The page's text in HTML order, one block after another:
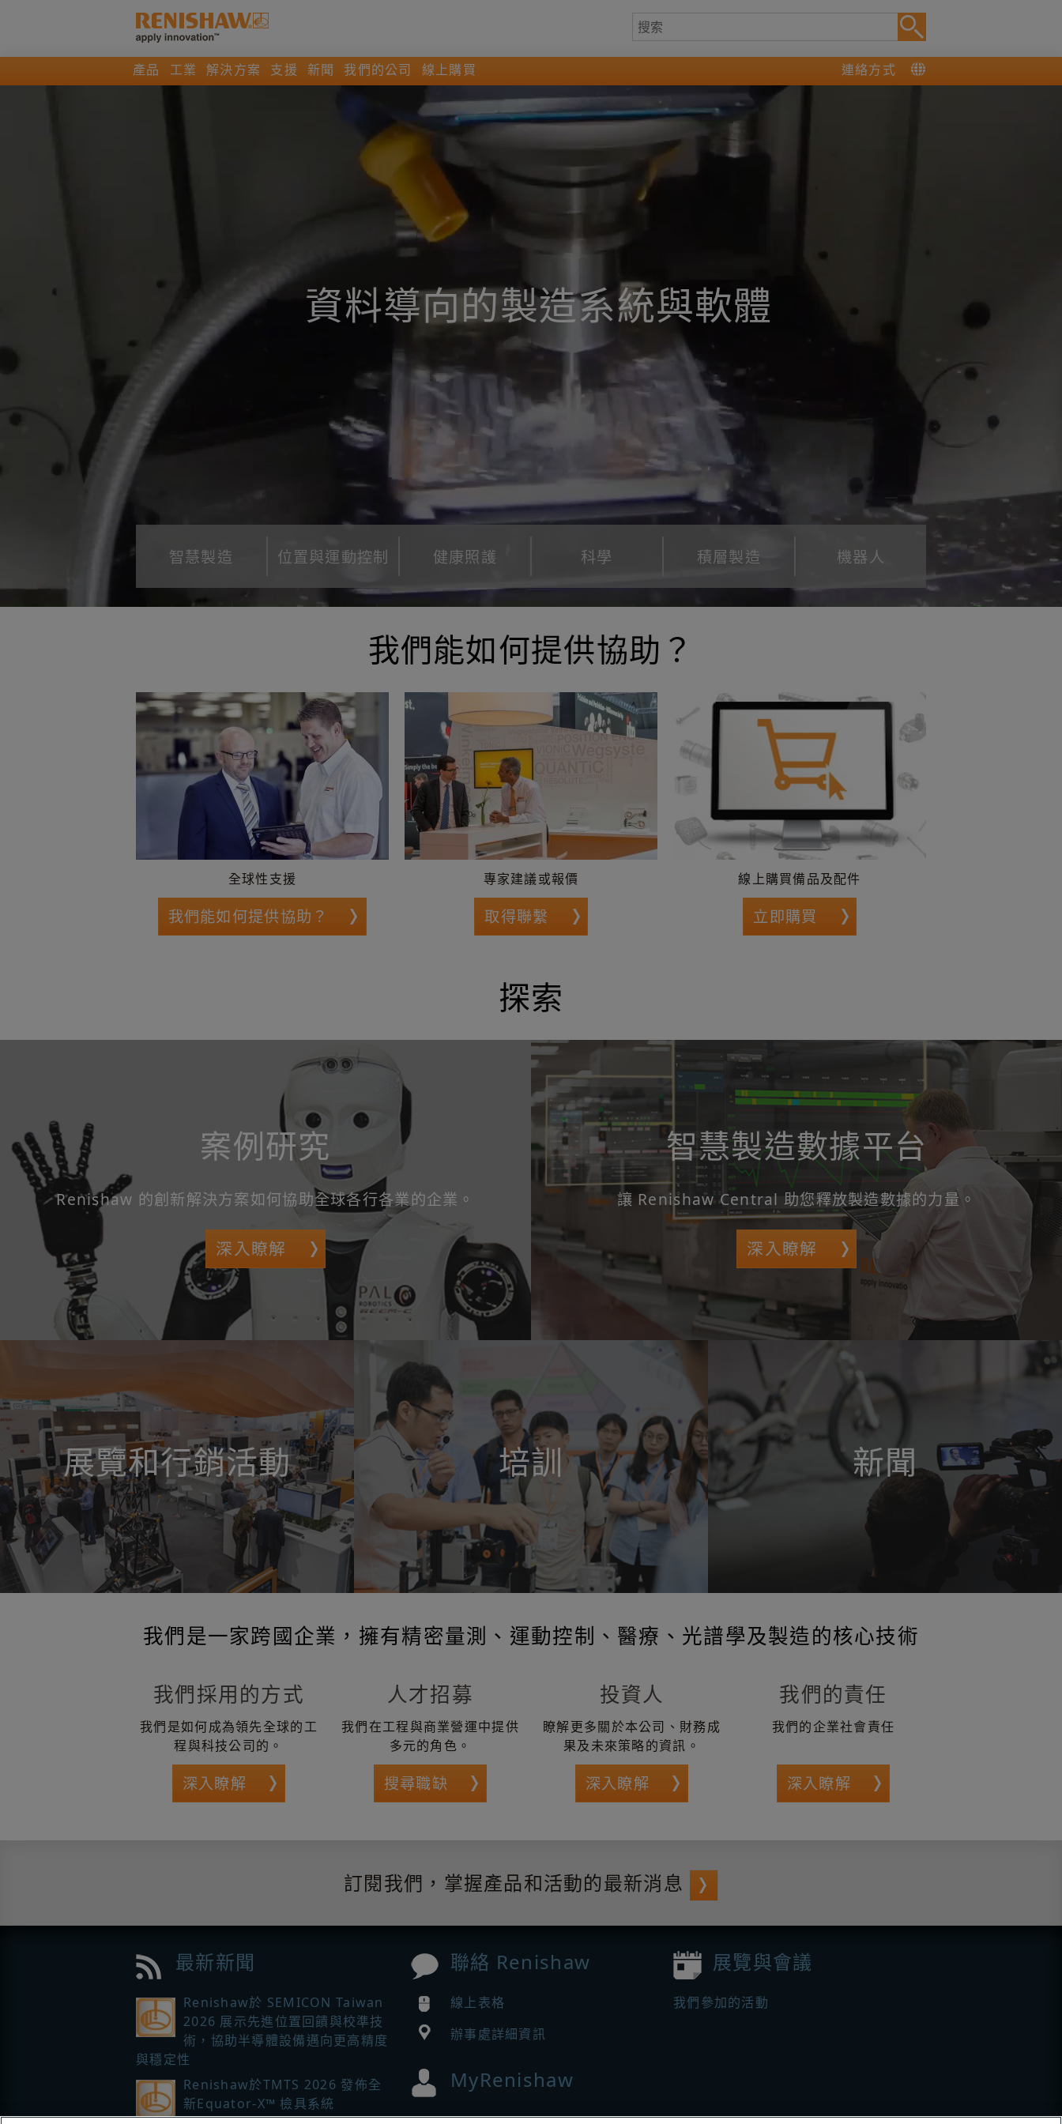
產品 工業 解決方案 支援 新聞 我們的公司 線上購買 連絡方式
資料導向的製造系統與軟體
智慧製造 位置與運動控制 健康照護 科學 積層製造 機器人
我們能如何提供協助？
全球性支援
我們能如何提供協助？
專家建議或報價
取得聯繫
線上購買備品及配件
立即購買
探索
案例研究
Renishaw 的創新解決方案如何協助全球各行各業的企業。
深入瞭解
智慧製造數據平台
讓 Renishaw Central 助您釋放製造數據的力量。
深入瞭解
展覽和行銷活動 培訓 新聞
我們是一家跨國企業，擁有精密量測、運動控制、醫療、光譜學及製造的核心技術
我們採用的方式
我們是如何成為領先全球的工
程與科技公司的。
深入瞭解
人才招募
我們在工程與商業營運中提供
多元的角色。
搜尋職缺
投資人
瞭解更多關於本公司、財務成
果及未來策略的資訊。
深入瞭解
我們的責任
我們的企業社會責任
深入瞭解
訂閱我們，掌握產品和活動的最新消息
最新新聞
Renishaw於 SEMICON Taiwan
2026 展示先進位置回饋與校準技
術，協助半導體設備邁向更高精度
與穩定性
Renishaw於TMTS 2026 發佈全
新Equator-X™ 檢具系統
聯絡 Renishaw
線上表格
辦事處詳細資訊
MyRenishaw
展覽與會議
我們參加的活動